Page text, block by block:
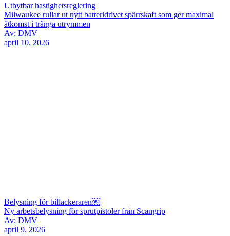
Utbytbar hastighetsreglering
Milwaukee rullar ut nytt batteridrivet spärrskaft som ger maximal
åtkomst i trånga utrymmen
Av: DMV
april 10, 2026
Belysning för billackeraren￼
Ny arbetsbelysning för sprutpistoler från Scangrip
Av: DMV
april 9, 2026